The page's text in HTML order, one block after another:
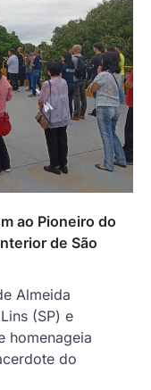
ao Pioneiro do
de São
Almeida
(SP) e
homenageia
do